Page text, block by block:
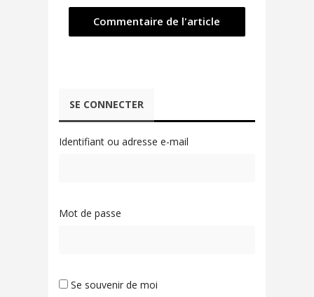
SE CONNECTER
Identifiant ou adresse e-mail
Mot de passe
Se souvenir de moi